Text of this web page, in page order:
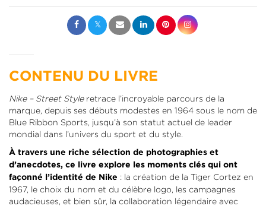
CONTENU DU LIVRE
Nike – Street Styleretrace l’incroyable parcours de la
marque, depuis ses débuts modestes en 1964 sous le nom de
Blue Ribbon Sports, jusqu’à son statut actuel de leader
mondial dans l’univers du sport et du style.
À travers une riche sélection de photographies et
d’anecdotes, ce livre explore les moments clés qui ont
façonné l’identité de Nike : la création de la Tiger Cortez en
1967, le choix du nom et du célèbre logo, les campagnes
audacieuses, et bien sûr, la collaboration légendaire avec